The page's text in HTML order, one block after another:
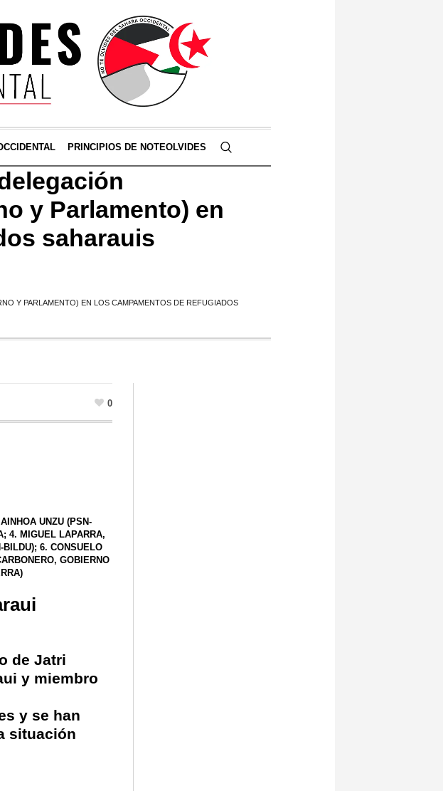
PRINCIPIOS DE NOTEOLVIDES
y Parlamento) en
saharauis
Y PARLAMENTO) EN LOS CAMPAMENTOS DE REFUGIADOS
0
AINHOA UNZU (PSN-
4. MIGUEL LAPARRA,
BILDU); 6.CONSUELO
, GOBIERNO
de Jatri
y miembro
y se han
situación